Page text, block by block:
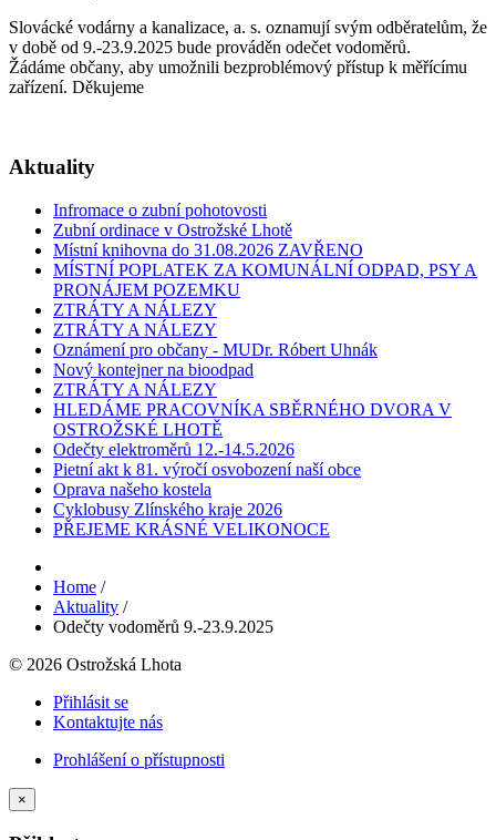
Slovácké vodárny a kanalizace, a. s. oznamují svým odběratelům, že
v době od 9.-23.9.2025 bude prováděn odečet vodoměrů.
Žádáme občany, aby umožnili bezproblémový přístup k měřícímu
zařízení. Děkujeme
Aktuality
Infromace o zubní pohotovosti
Zubní ordinace v Ostrožské Lhotě
Místní knihovna do 31.08.2026 ZAVŘENO
MÍSTNÍ POPLATEK ZA KOMUNÁLNÍ ODPAD, PSY A
PRONÁJEM POZEMKU
ZTRÁTY A NÁLEZY
ZTRÁTY A NÁLEZY
Oznámení pro občany - MUDr. Róbert Uhnák
Nový kontejner na bioodpad
ZTRÁTY A NÁLEZY
HLEDÁME PRACOVNÍKA SBĚRNÉHO DVORA V
OSTROŽSKÉ LHOTĚ
Odečty elektroměrů 12.-14.5.2026
Pietní akt k 81. výročí osvobození naší obce
Oprava našeho kostela
Cyklobusy Zlínského kraje 2026
PŘEJEME KRÁSNÉ VELIKONOCE
Home /
Aktuality /
Odečty vodoměrů 9.-23.9.2025
© 2026 Ostrožská Lhota
Přihlásit se
Kontaktujte nás
Prohlášení o přístupnosti
×